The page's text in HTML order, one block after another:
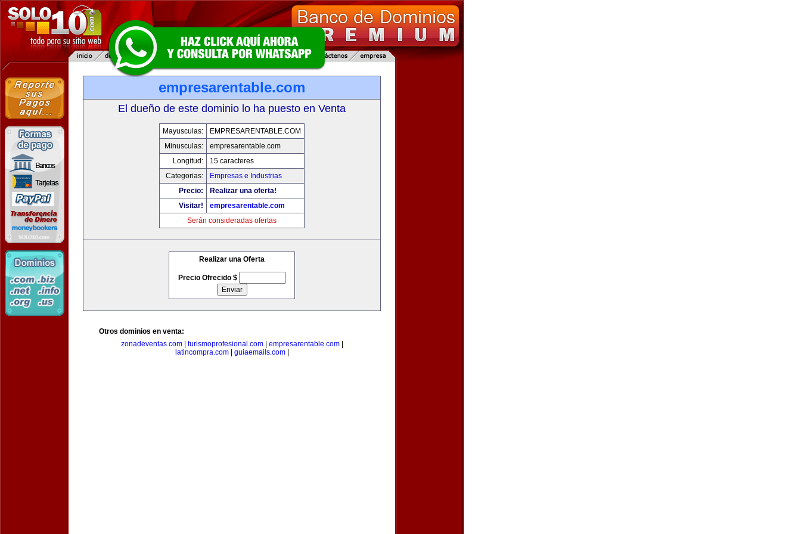
empresarentable.com
El dueño de este dominio lo ha puesto en Venta
Mayusculas:
EMPRESARENTABLE.COM
Minusculas:
empresarentable.com
Longitud:
15 caracteres
Categorias:
Empresas e Industrias
Precio:
Realizar una oferta!
Visitar!
empresarentable.com
Serán consideradas ofertas
Realizar una Oferta
Precio Ofrecido $
Otros dominios en venta:
zonadeventas.com| turismoprofesional.com| empresarentable.com|
latincompra.com| guiaemails.com|